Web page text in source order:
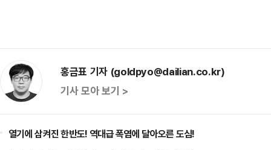
홍금표 기자 (goldpyo@dailian.co.kr)
기사 모아 보기 >
열기에 삼켜진 한반도! 역대급 폭염에 달아오른 도심!